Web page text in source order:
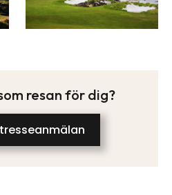
resan för dig?